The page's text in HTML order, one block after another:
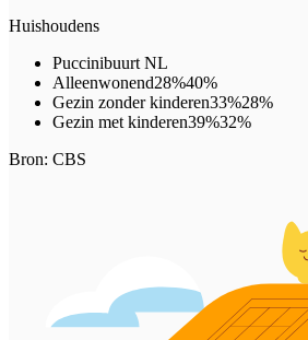
Huishoudens
Puccinibuurt NL
Alleenwonend28%40%
Gezin zonder kinderen33%28%
Gezin met kinderen39%32%
Bron: CBS